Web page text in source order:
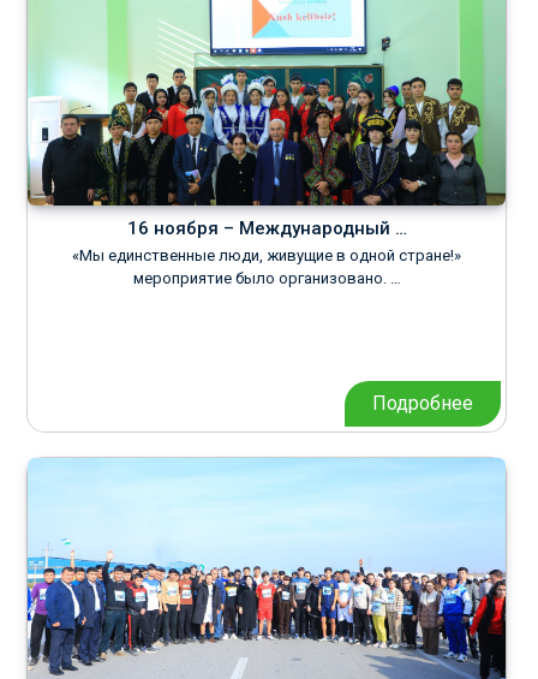
16 ноября – Международный …
«Мы единственные люди, живущие в одной стране!»
мероприятие было организовано. …
Подробнее